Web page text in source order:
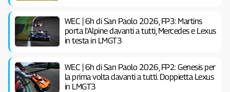
WEC | 6h di San Paolo 2026, FP3: Martins
porta l’Alpine davanti a tutti, Mercedes e Lexus
in testa in LMGT3
WEC | 6h di San Paolo 2026, FP2: Genesis per
la prima volta davanti a tutti. Doppietta Lexus
in LMGT3